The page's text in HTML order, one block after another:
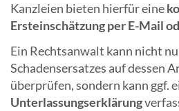
Kanzleien bieten hierfür eine
Ersteinschätzung per E-Mail
Ein Rechtsanwalt kann nicht
Schadensersatzes auf dessen
überprüfen, sondern kann ggf.
Unterlassungserklärung